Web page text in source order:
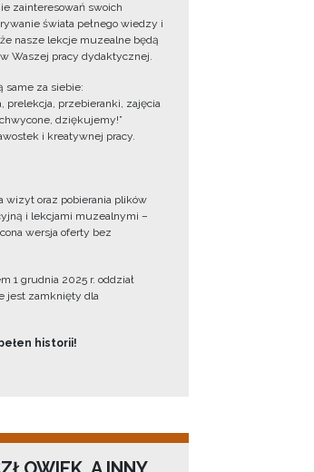
zainteresowań swoich
świata pełnego wiedzy i
nasze lekcje muzealne będą
Waszej pracy dydaktycznej.
same za siebie:
prelekcja, przebieranki, zajęcia
dziękujemy!”
i kreatywnej pracy.
wizyt oraz pobierania plików
i lekcjami muzealnymi –
wersja oferty bez
1 grudnia 2025 r. oddział
jest zamknięty dla
historii!